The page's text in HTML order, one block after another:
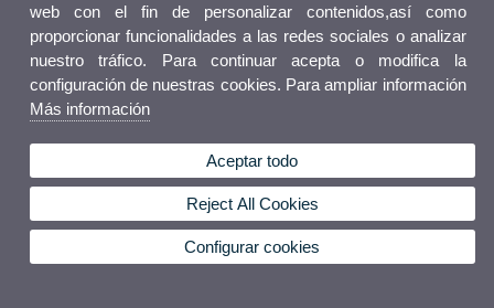
web con el fin de personalizar contenidos,así como
proporcionar funcionalidades a las redes sociales o analizar
nuestro tráfico. Para continuar acepta o modifica la
configuración de nuestras cookies. Para ampliar información
Más información
Aceptar todo
Reject All Cookies
Configurar cookies